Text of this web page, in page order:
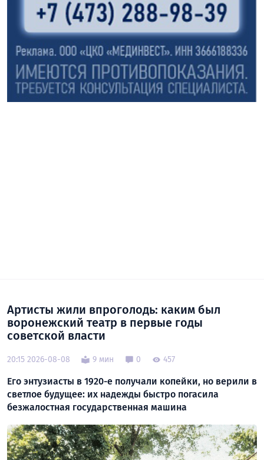
Артисты жили впроголодь: каким был
воронежский театр в первые годы
советской власти
20:15 2026-08-08 9 мин 0 457
Его энтузиасты в 1920-е получали копейки, но верили в
светлое будущее: их надежды быстро погасила
безжалостная государственная машина